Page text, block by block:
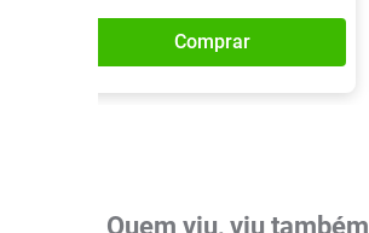
Comprar
Quem viu, viu também